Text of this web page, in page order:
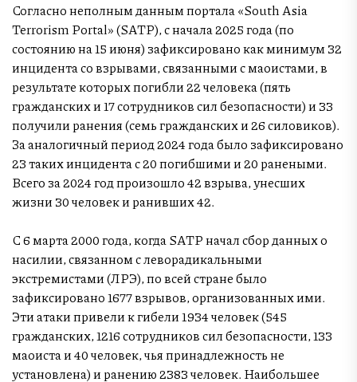
Согласно неполным данным портала «South Asia
Terrorism Portal» (SATP), с начала 2025 года (по
состоянию на 15 июня) зафиксировано как минимум 32
инцидента со взрывами, связанными с маоистами, в
результате которых погибли 22 человека (пять
гражданских и 17 сотрудников сил безопасности) и 33
получили ранения (семь гражданских и 26 силовиков).
За аналогичный период 2024 года было зафиксировано
23 таких инцидента с 20 погибшими и 20 ранеными.
Всего за 2024 год произошло 42 взрыва, унесших
жизни 30 человек и ранивших 42.
С 6 марта 2000 года, когда SATP начал сбор данных о
насилии, связанном с леворадикальными
экстремистами (ЛРЭ), по всей стране было
зафиксировано 1677 взрывов, организованных ими.
Эти атаки привели к гибели 1934 человек (545
гражданских, 1216 сотрудников сил безопасности, 133
маоиста и 40 человек, чья принадлежность не
установлена) и ранению 2383 человек. Наибольшее